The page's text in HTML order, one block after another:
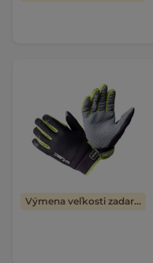
Výmena veľkosti zadarmo